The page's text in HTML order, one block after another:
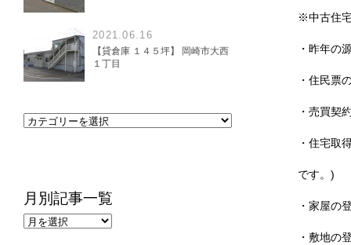
※中古住
・昨年の
・住民票
・売買契
・住宅取
です。)
・家屋の
・敷地の
2021.06.16
【貸倉庫 １４５坪】 岡崎市大西
１丁目
月別記事一覧